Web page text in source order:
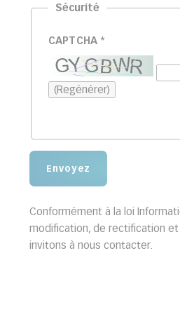
Sécurité
CAPTCHA *
(Regénérer)
Envoyez
Conformément à la loi
modification, de rectification
invitons à nous contacter.